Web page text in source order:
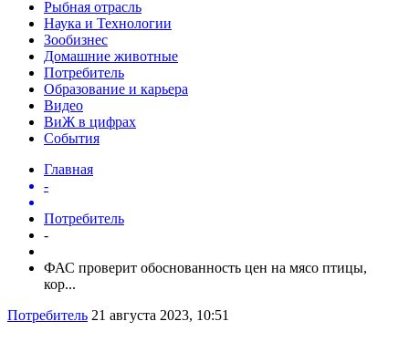
Рыбная отрасль
Наука и Технологии
Зообизнес
Домашние животные
Потребитель
Образование и карьера
Видео
ВиЖ в цифрах
События
Главная
-
Потребитель
-
ФАС проверит обоснованность цен на мясо птицы,
кор...
Потребитель 21 августа 2023, 10:51